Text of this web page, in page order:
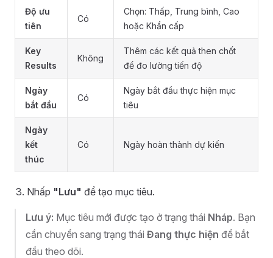
Độ ưu
tiên
Có
Chọn: Thấp, Trung bình, Cao
hoặc Khẩn cấp
Key
Results
Không
Thêm các kết quả then chốt
để đo lường tiến độ
Ngày
bắt đầu
Có
Ngày bắt đầu thực hiện mục
tiêu
Ngày
kết
thúc
Có Ngày hoàn thành dự kiến
Nhấp "Lưu" để tạo mục tiêu.
Lưu ý: Mục tiêu mới được tạo ở trạng thái Nháp. Bạn
cần chuyển sang trạng thái Đang thực hiện để bắt
đầu theo dõi.